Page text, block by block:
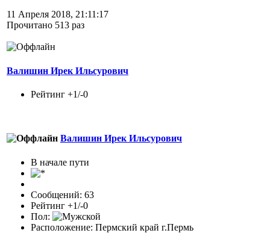
11 Апреля 2018, 21:11:17
Прочитано 513 раз
Валишин Ирек Ильсурович
Рейтинг +1/-0
Валишин Ирек Ильсурович
В начале пути
Сообщений: 63
Рейтинг +1/-0
Пол:
Расположение: Пермский край г.Пермь